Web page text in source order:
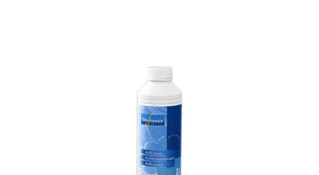
preventivní opatření pro tvrdou vodu (vápenatou...
Skladem
Desjoyaux